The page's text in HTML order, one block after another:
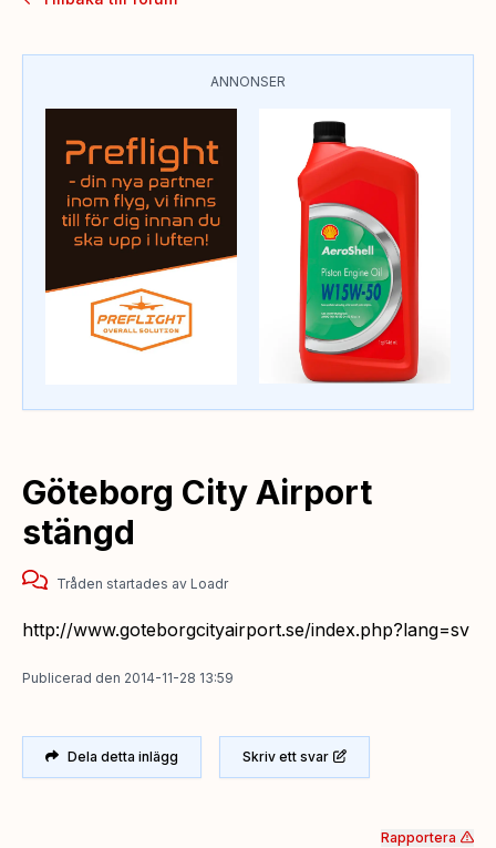
ANNONSER
Göteborg City Airport
stängd
Tråden startades av Loadr
http://www.goteborgcityairport.se/index.php?lang=sv
Publicerad den 2014-11-28 13:59
Dela detta inlägg Skriv ett svar
Rapportera